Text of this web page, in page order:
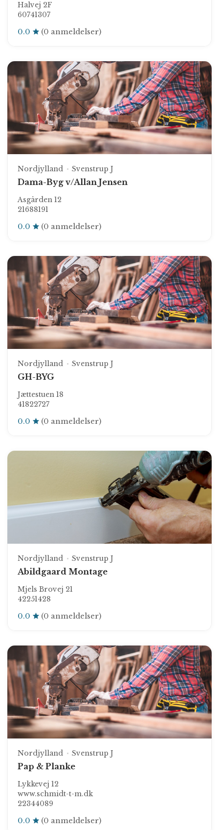
Halvej 2F
60741307
0.0 (0 anmeldelser)
Nordjylland Svenstrup J
Dama-Byg v/Allan Jensen
Asgården 12
21688191
0.0 (0 anmeldelser)
Nordjylland Svenstrup J
GH-BYG
Jættestuen 18
41822727
0.0 (0 anmeldelser)
Nordjylland Svenstrup J
Abildgaard Montage
Mjels Brovej 21
42251428
0.0 (0 anmeldelser)
Nordjylland Svenstrup J
Pap & Planke
Lykkevej 12
www.schmidt-t-m.dk
22344089
0.0 (0 anmeldelser)